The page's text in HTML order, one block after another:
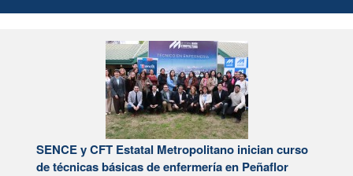
SENCE y CFT Estatal Metropolitano inician curso
de técnicas básicas de enfermería en Peñaflor